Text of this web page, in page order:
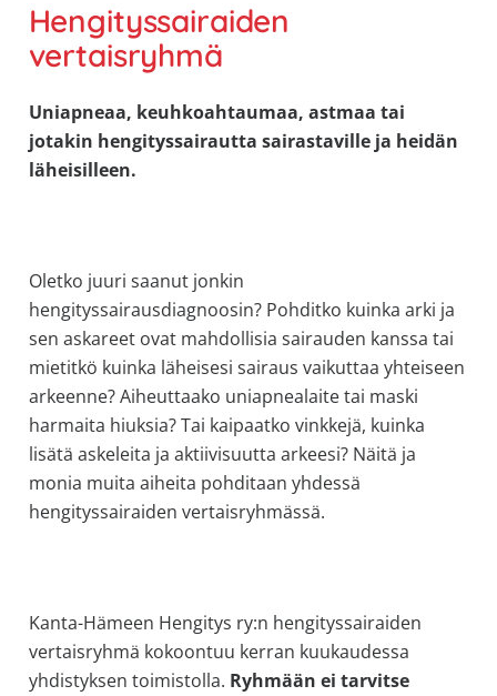
keuhkoahtaumatauti,uniapnea,
muut
keuhkosairaudet,
huono
sisäilma
tai
Hengitys
ry
Hengityssairaiden
vertaisryhmä
Uniapneaa, keuhkoahtaumaa, astmaa tai
jotakin hengityssairautta sairastaville ja heidän
läheisilleen.
Oletko juuri saanut jonkin
hengityssairausdiagnoosin? Pohditko kuinka arki ja
sen askareet ovat mahdollisia sairauden kanssa tai
mietitkö kuinka läheisesi sairaus vaikuttaa yhteiseen
arkeenne? Aiheuttaako uniapnealaite tai maski
harmaita hiuksia? Tai kaipaatko vinkkejä, kuinka
lisätä askeleita ja aktiivisuutta arkeesi? Näitä ja
monia muita aiheita pohditaan yhdessä
hengityssairaiden vertaisryhmässä.
Kanta-Hämeen Hengitys ry:n hengityssairaiden
vertaisryhmä kokoontuu kerran kuukaudessa
yhdistyksen toimistolla. Ryhmään ei tarvitse